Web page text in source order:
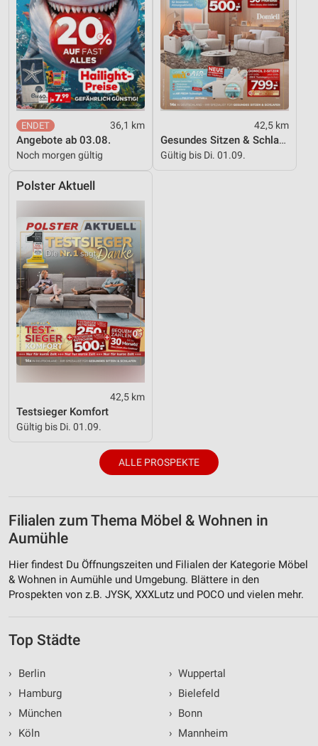
36,1 km
Angebote ab 03.08.
Noch morgen gültig
42,5 km
Gesundes Sitzen & Schlafen
Gültig bis Di. 01.09.
Polster Aktuell
42,5 km
Testsieger Komfort
Gültig bis Di. 01.09.
ALLE PROSPEKTE
Filialen zum Thema Möbel & Wohnen in
Aumühle
Hier findest Du Öffnungszeiten und Filialen der Kategorie Möbel
& Wohnen in Aumühle und Umgebung. Blättere in den
Prospekten von z.B. JYSK, XXXLutz und POCO und vielen mehr.
Top Städte
›
Berlin
›
Hamburg
›
München
›
Köln
› Wuppertal
› Bielefeld
› Bonn
› Mannheim